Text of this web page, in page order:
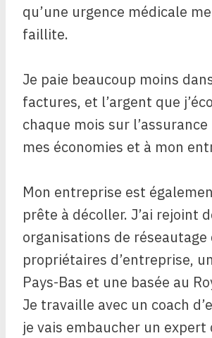
qu’une urgence médicale
faillite.
Je paie beaucoup moins
factures, et l’argent que
chaque mois sur
mes économies et à mon
Mon entreprise est
prête à décoller. J’ai rejoint
organisations de réseautage
propriétaires d’entreprise,
Pays-Bas et une basée au
Je travaille avec un coach
je vais embaucher un expert